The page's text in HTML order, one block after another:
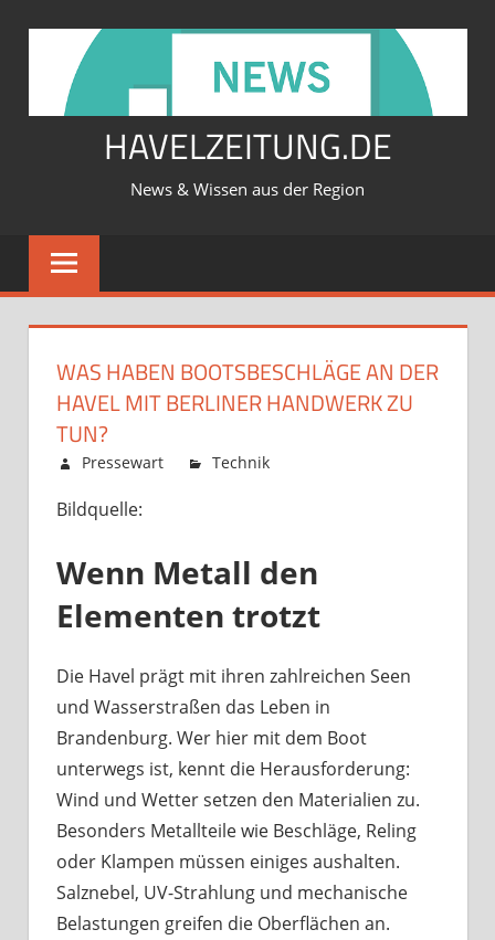
springen
HAVELZEITUNG.DE
News & Wissen aus der Region
WAS HABEN BOOTSBESCHLÄGE AN DER
HAVEL MIT BERLINER HANDWERK ZU
TUN?
Februar 12, 2026
Pressewart Technik
mit
tun?
Bildquelle:
Wenn Metall den
Elementen trotzt
Die Havel prägt mit ihren zahlreichen Seen
und Wasserstraßen das Leben in
Brandenburg. Wer hier mit dem Boot
unterwegs ist, kennt die Herausforderung:
Wind und Wetter setzen den Materialien zu.
Besonders Metallteile wie Beschläge, Reling
oder Klampen müssen einiges aushalten.
Salznebel, UV-Strahlung und mechanische
Belastungen greifen die Oberflächen an.